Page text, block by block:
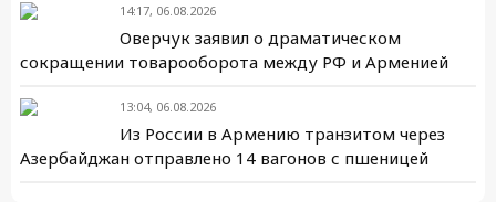
14:17, 06.08.2026
Оверчук заявил о драматическом
сокращении товарооборота между РФ и Арменией
13:04, 06.08.2026
Из России в Армению транзитом через
Азербайджан отправлено 14 вагонов с пшеницей